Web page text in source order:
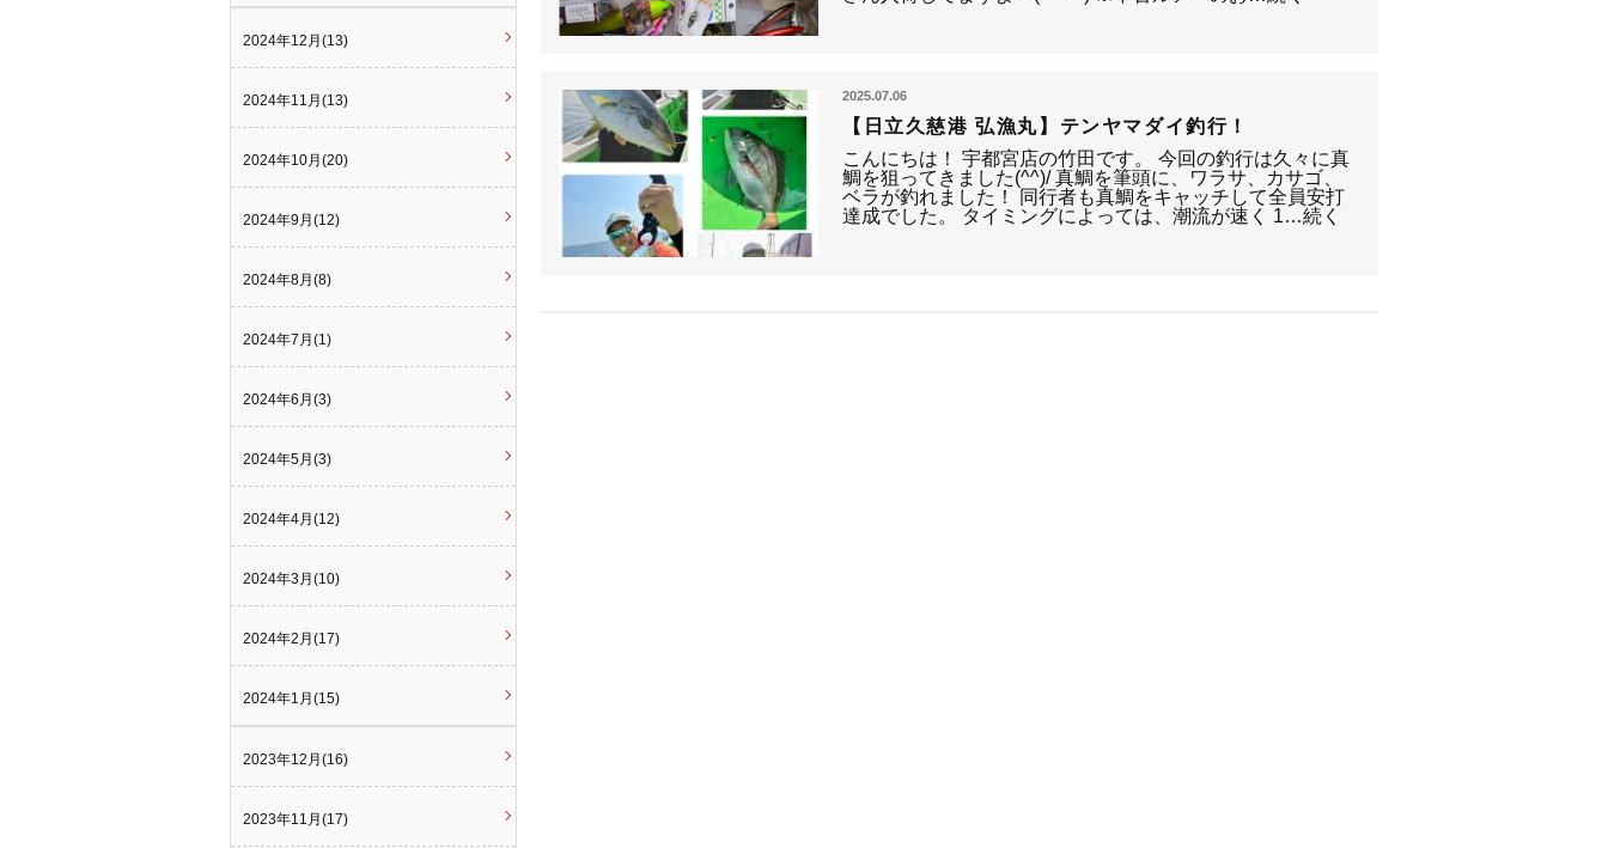
2025.07.06
【日立久慈港 弘漁丸】テンヤマダイ釣行！
こんにちは！ 宇都宮店の竹田です。 今回の釣行は久々に真
鯛を狙ってきました(^^)/ 真鯛を筆頭に、ワラサ、カサゴ、
ベラが釣れました！ 同行者も真鯛をキャッチして全員安打
達成でした。 タイミングによっては、潮流が速く 1…続く
2024年12月(13)
2024年11月(13)
2024年10月(20)
2024年9月(12)
2024年8月(8)
2024年7月(1)
2024年6月(3)
2024年5月(3)
2024年4月(12)
2024年3月(10)
2024年2月(17)
2024年1月(15)
2023年12月(16)
2023年11月(17)